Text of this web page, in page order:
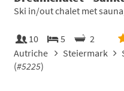
Ski in/out chalet met
10 5
2
Autriche
Steiermark
(#5225)